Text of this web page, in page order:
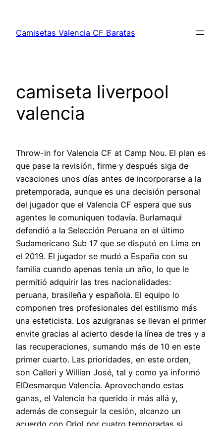
contenido
Camisetas Valencia CF Baratas
camiseta liverpool
valencia
Throw-in for Valencia CF at Camp Nou. El plan es
que pase la revisión, firme y después siga de
vacaciones unos días antes de incorporarse a la
pretemporada, aunque es una decisión personal
del jugador que el Valencia CF espera que sus
agentes le comuniquen todavía. Burlamaqui
defendió a la Selección Peruana en el último
Sudamericano Sub 17 que se disputó en Lima en
el 2019. El jugador se mudó a España con su
familia cuando apenas tenía un año, lo que le
permitió adquirir las tres nacionalidades:
peruana, brasileña y española. El equipo lo
componen tres profesionales del estilismo más
una esteticista. Los azulgranas se llevan el primer
envite gracias al acierto desde la línea de tres y a
las recuperaciones, sumando más de 10 en este
primer cuarto. Las prioridades, en este orden,
son Calleri y Willian José, tal y como ya informó
ElDesmarque Valencia. Aprovechando estas
ganas, el Valencia ha querido ir más allá y,
además de conseguir la cesión, alcanzo un